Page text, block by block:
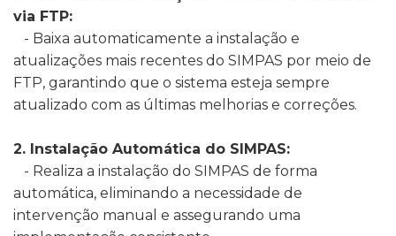
via FTP:
- Baixa automaticamente a instalação e
atualizações mais recentes do SIMPAS por meio de
FTP, garantindo que o sistema esteja sempre
atualizado com as últimas melhorias e correções.
2. Instalação Automática do SIMPAS:
- Realiza a instalação do SIMPAS de forma
automática, eliminando a necessidade de
intervenção manual e assegurando uma